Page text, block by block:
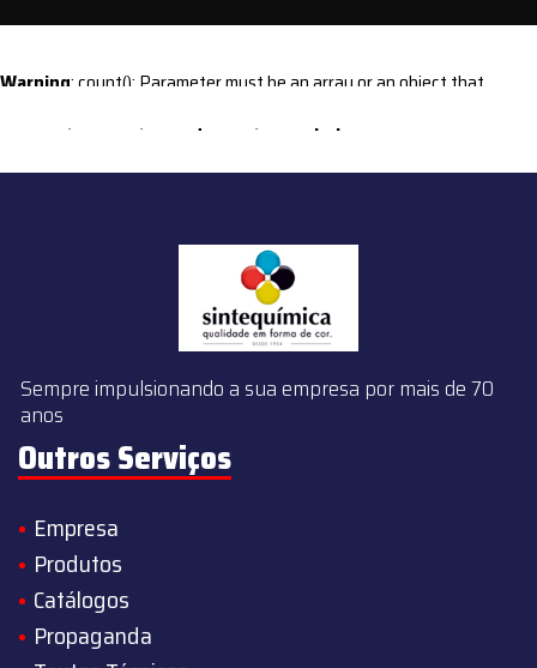
Warning: count(): Parameter must be an array or an object that
content/themes/sintequimica/index.php
Sempre impulsionando a sua empresa por mais de 70
anos
Outros Serviços
Empresa
Produtos
Catálogos
Propaganda